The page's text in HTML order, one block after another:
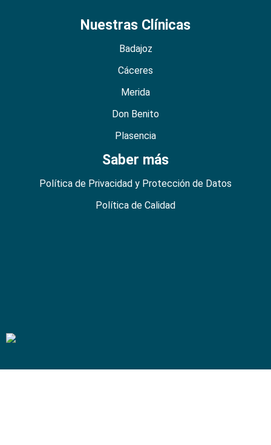
Nuestras Clínicas
Badajoz
Cáceres
Merida
Don Benito
Plasencia
Saber más
Política de Privacidad y Protección de Datos
Política de Calidad